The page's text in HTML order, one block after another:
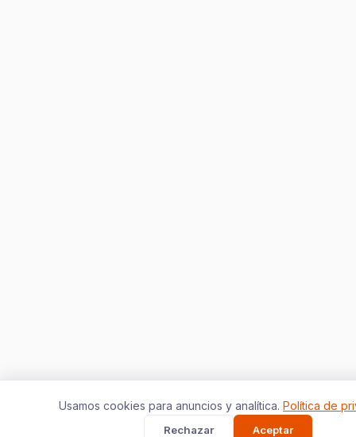
Usamos cookies para anuncios y analítica. Política de
Rechazar Aceptar